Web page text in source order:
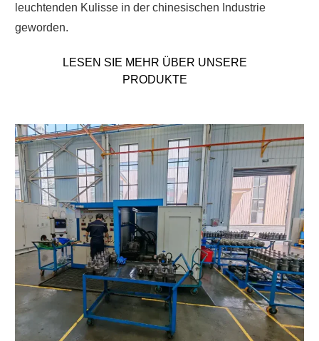
leuchtenden Kulisse in der chinesischen Industrie
geworden.
LESEN SIE MEHR ÜBER UNSERE
PRODUKTE